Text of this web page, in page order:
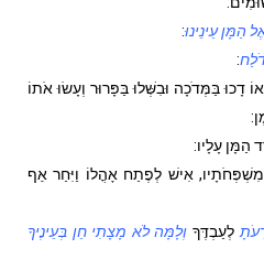
הַמָּן עֵינֵינוּ:
:
דָכוּ בַּמְּדֹכָה וּבִשְּׁלוּ בַּפָּרוּר וְעָשׂוּ אֹתוֹ
הַמָּן עָלָיו:
אִישׁ לְפֶתַח אָהֳלוֹ וַיִּחַר אַף
לְעַבְדֶּךָ וְלָמָּה לֹא מָצָתִי חֵן בְּעֵינֶיךָ